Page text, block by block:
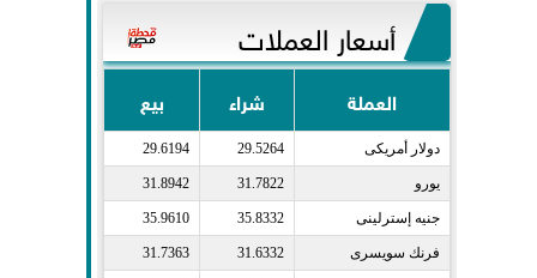
أسعار العملات
العملة شراء بيع
دولار أمريكى​ 29.5264
29.6194
يورو​ 31.7822
31.8942
جنيه إسترلينى​ 35.8332
35.9610
فرنك سويسرى​ 31.6332
31.7363